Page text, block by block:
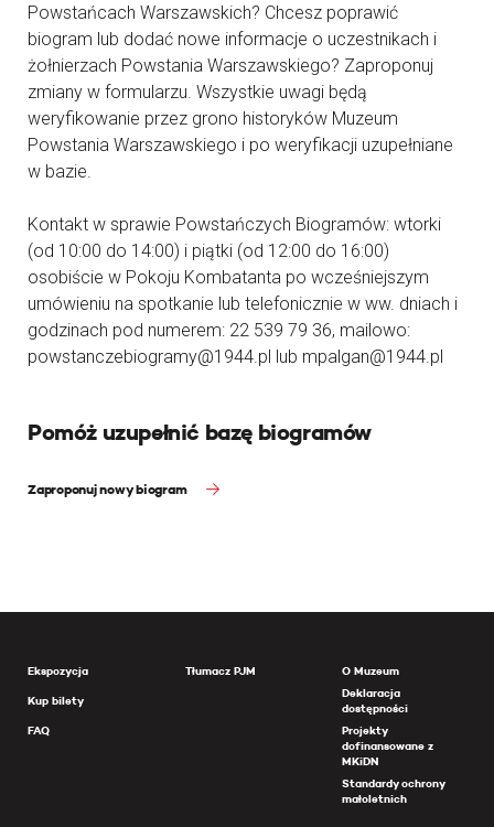
Powstańcach Warszawskich? Chcesz poprawić
biogram lub dodać nowe informacje o uczestnikach i
żołnierzach Powstania Warszawskiego? Zaproponuj
zmiany w formularzu. Wszystkie uwagi będą
weryfikowanie przez grono historyków Muzeum
Powstania Warszawskiego i po weryfikacji uzupełniane
w bazie.
Kontakt w sprawie Powstańczych Biogramów: wtorki
(od 10:00 do 14:00) i piątki (od 12:00 do 16:00)
osobiście w Pokoju Kombatanta po wcześniejszym
umówieniu na spotkanie lub telefonicznie w ww. dniach i
godzinach pod numerem: 22 539 79 36, mailowo:
powstanczebiogramy@1944.pl lub mpalgan@1944.pl
Pomóż uzupełnić bazę biogramów
Zaproponuj nowy biogram
Ekspozycja
Kup bilety
FAQ
Tłumacz PJM
O Muzeum
Deklaracja
dostępności
Projekty
dofinansowane z
MKiDN
Standardy ochrony
małoletnich